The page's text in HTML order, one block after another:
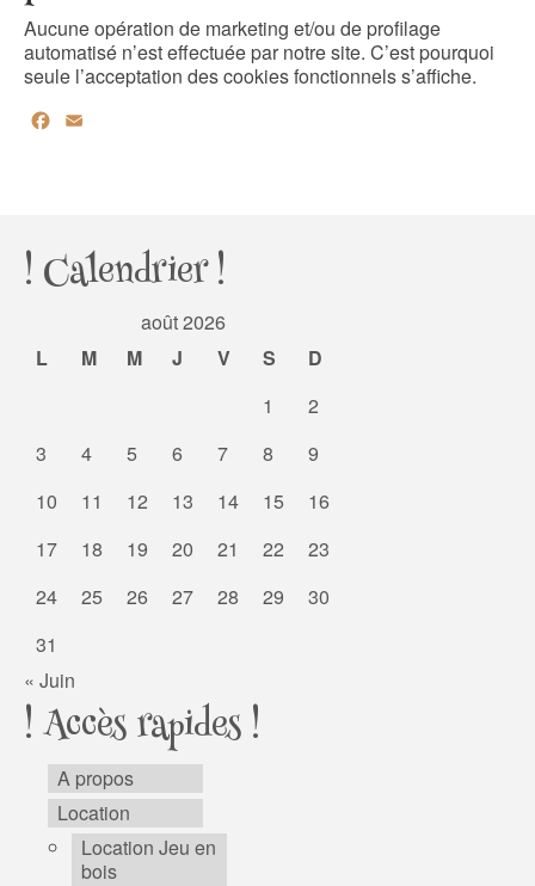
Aucune opération de marketing et/ou de profilage
automatisé n’est effectuée par notre site. C’est pourquoi
seule l’acceptation des cookies fonctionnels s’affiche.
Facebook
! Calendrier !
août 2026
L
M M J V S
D
1
2
3
4 5 6 7 8
9
10
11 12 13 14 15
16
17
18 19 20 21 22
23
24
25 26 27 28 29
30
31
« Juin
! Accès rapides !
A propos
Location
Location Jeu en
bois